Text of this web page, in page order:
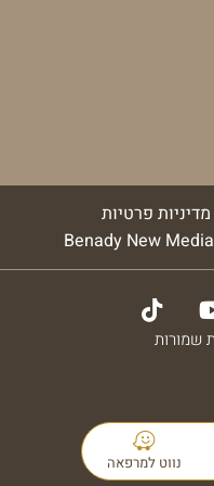
נווט למרפאה
מדיניות פרטיות